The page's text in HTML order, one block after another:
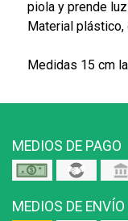
piola y prende luz
Material
Medidas 15 cm
MEDIOS DE PAGO
MEDIOS DE ENVÍO